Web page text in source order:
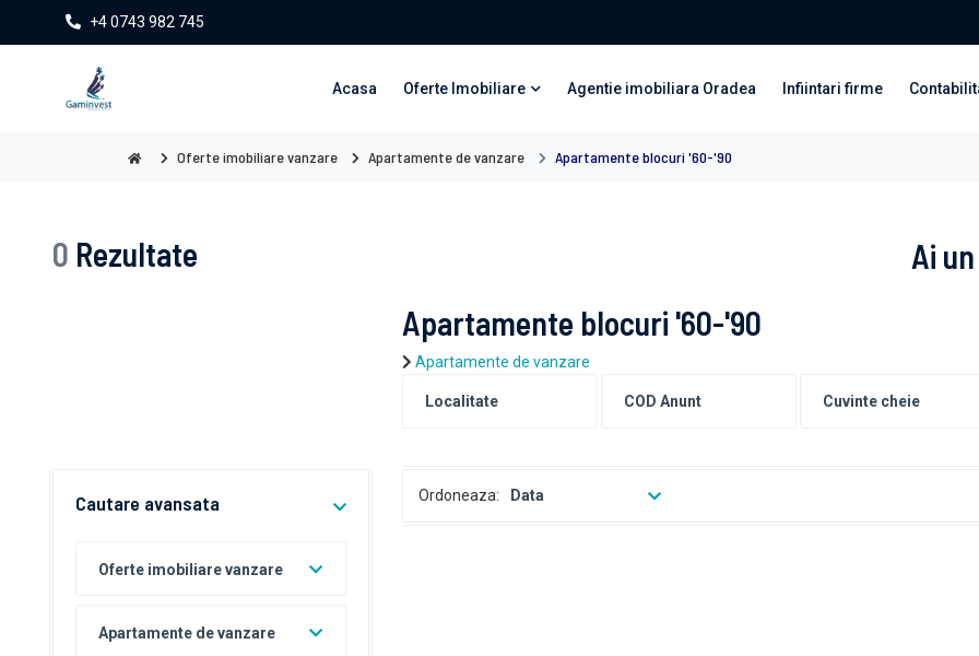
+4 0743 982 745
Acasa Oferte Imobiliare Agentie imobiliara Oradea Infiintari firme
Oferte imobiliare vanzare Apartamente de vanzare Apartamente blocuri '60-'90
0 Rezultate Ai
Apartamente blocuri '60-'90
Apartamente de vanzare
Cautare avansata
Oferte imobiliare vanzare
Apartamente de vanzare
Ordoneaza: Data